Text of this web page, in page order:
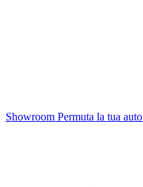
Showroom Permuta la tua auto